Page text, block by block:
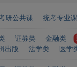
研公共课 统考专业课
证券类 金融类
出版
法学类 医学